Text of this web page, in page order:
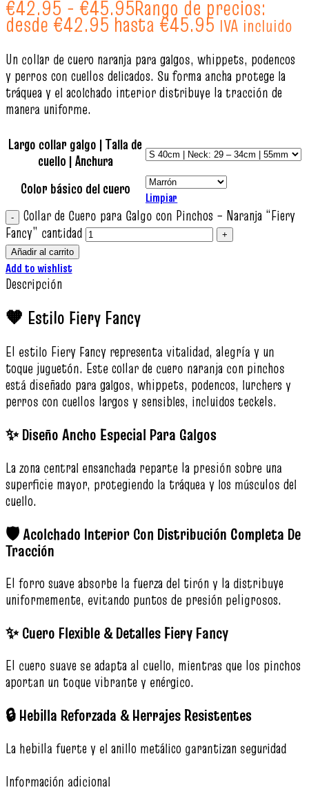
€42.95 - €45.95Rango de precios:
desde €42.95 hasta €45.95 IVA incluido
Un collar de cuero naranja para galgos, whippets, podencos
y perros con cuellos delicados. Su forma ancha protege la
tráquea y el acolchado interior distribuye la tracción de
manera uniforme.
Largo collar galgo | Talla de
cuello | Anchura
Color básico del cuero
Limpiar
Collar de Cuero para Galgo con Pinchos – Naranja “Fiery
Fancy” cantidad
Añadir al carrito
Add to wishlist
Descripción
🧡 Estilo Fiery Fancy
El estilo Fiery Fancy representa vitalidad, alegría y un
toque juguetón. Este collar de cuero naranja con pinchos
está diseñado para galgos, whippets, podencos, lurchers y
perros con cuellos largos y sensibles, incluidos teckels.
✨ Diseño Ancho Especial Para Galgos
La zona central ensanchada reparte la presión sobre una
superficie mayor, protegiendo la tráquea y los músculos del
cuello.
🛡️ Acolchado Interior Con Distribución Completa De
Tracción
El forro suave absorbe la fuerza del tirón y la distribuye
uniformemente, evitando puntos de presión peligrosos.
✨ Cuero Flexible & Detalles Fiery Fancy
El cuero suave se adapta al cuello, mientras que los pinchos
aportan un toque vibrante y enérgico.
🔒 Hebilla Reforzada & Herrajes Resistentes
La hebilla fuerte y el anillo metálico garantizan seguridad
Información adicional